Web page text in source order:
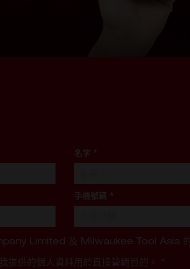
名字 *
手機號碼 *
Limited 及 Milwaukee Tool Asia
供的個人資料用於直接營銷目的。
*